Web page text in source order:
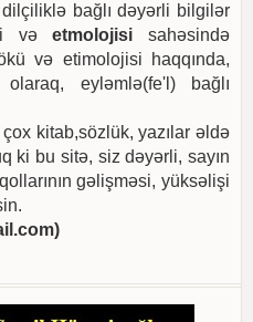
bağlı dəyərli bilgilər
vəetmolojisi sahəsində
və etimolojisi haqqında,
eyləmlə(fe'l) bağlı
kitab,sözlük, yazılar əldə
ki bu sitə, siz dəyərli, sayın
gəlişməsi, yüksəlişi
)